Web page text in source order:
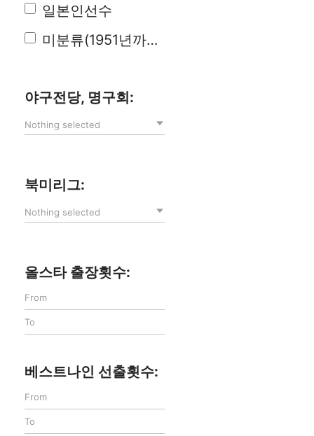
일본인선수
미분류(1951년까지)
야구전당, 명구회:
Nothing selected
북미리그:
Nothing selected
올스타 출장횟수:
베스트나인 선출횟수: